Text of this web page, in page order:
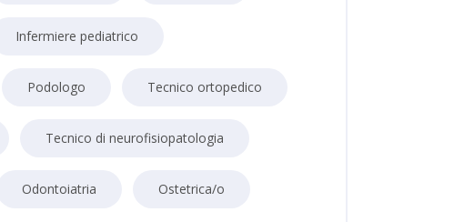
Infermiere pediatrico
Podologo Tecnico ortopedico
Tecnico di neurofisiopatologia
Odontoiatria Ostetrica/o